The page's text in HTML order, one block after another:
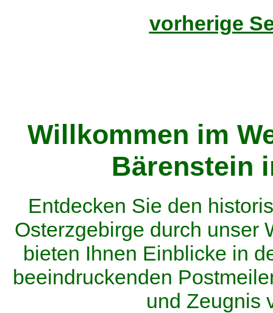
vorherige
Willkommen im
Bärenstein
Entdecken Sie den
Osterzgebirge durch unser
bieten Ihnen Einblicke in
beeindruckenden
und Zeugnis